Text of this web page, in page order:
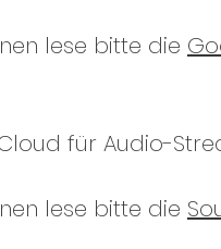
lese bitte die
für Audio-
lese bitte die